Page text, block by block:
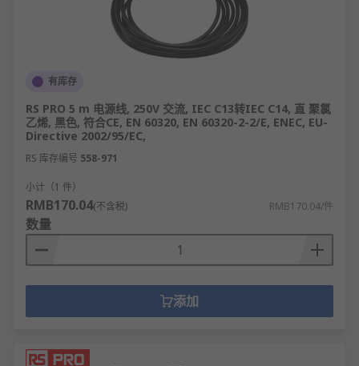
有库存
RS PRO 5 m 电源线, 250V 交流, IEC C13转IEC C14, 直 聚氯
乙烯, 黑色, 符合CE, EN 60320, EN 60320-2-2/E, ENEC, EU-
Directive 2002/95/EC,
RS 库存编号 558-971
小计（1 件）
RMB170.04(不含税) RMB170.04/件
数量
添加